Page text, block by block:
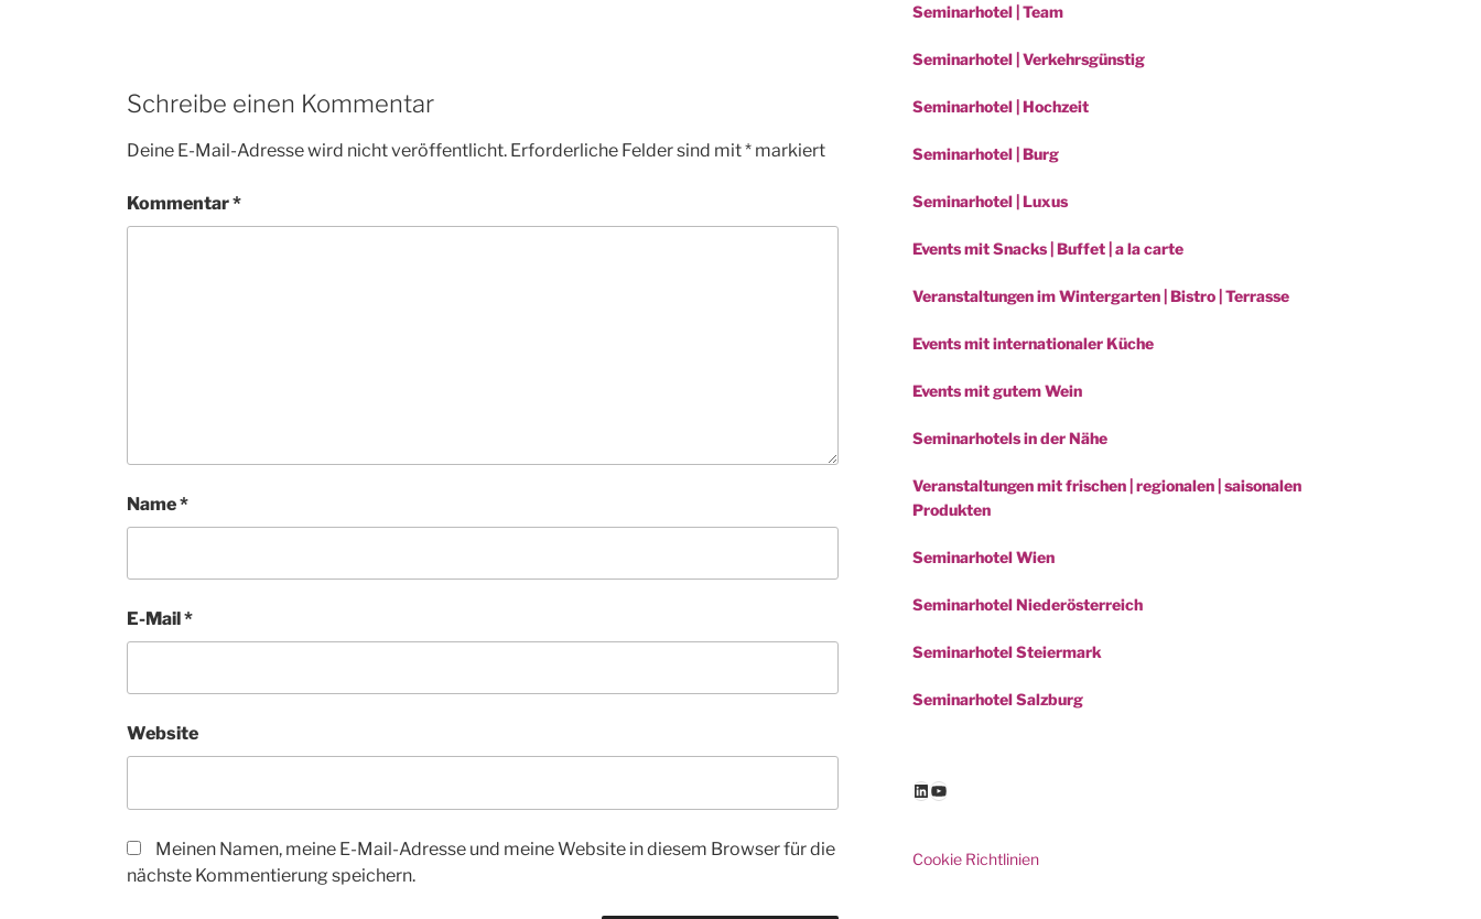
Schreibe einen Kommentar
Deine E-Mail-Adresse wird nicht veröffentlicht. Erforderliche Felder sind mit* markiert
Kommentar*
Name*
E-Mail*
Website
Meinen Namen, meine E-Mail-Adresse und meine Website in diesem Browser für die
nächste Kommentierung speichern.
Seminarhotel | Team
Seminarhotel | Verkehrsgünstig
Seminarhotel | Hochzeit
Seminarhotel | Burg
Seminarhotel | Luxus
Events mit Snacks | Buffet | a la carte
Veranstaltungen im Wintergarten | Bistro | Terrasse
Events mit internationaler Küche
Events mit gutem Wein
Seminarhotels in der Nähe
Veranstaltungen mit frischen | regionalen | saisonalen
Produkten
Seminarhotel Wien
Seminarhotel Niederösterreich
Seminarhotel Steiermark
Seminarhotel Salzburg
LinkedIn
YouTube
Cookie Richtlinien